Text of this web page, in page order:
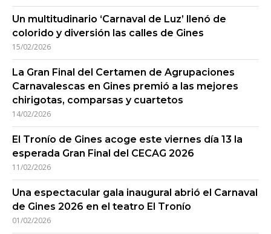
Un multitudinario ‘Carnaval de Luz’ llenó de
colorido y diversión las calles de Gines
15/02/2026
La Gran Final del Certamen de Agrupaciones
Carnavalescas en Gines premió a las mejores
chirigotas, comparsas y cuartetos
14/02/2026
El Tronío de Gines acoge este viernes día 13 la
esperada Gran Final del CECAG 2026
11/02/2026
Una espectacular gala inaugural abrió el Carnaval
de Gines 2026 en el teatro El Tronío
01/02/2026